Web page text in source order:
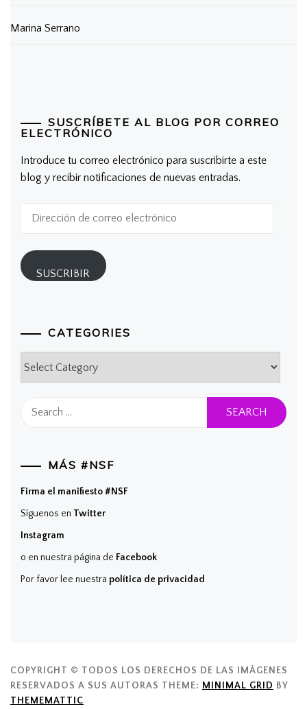
Marina Serrano
SUSCRÍBETE AL BLOG POR CORREO
ELECTRÓNICO
Introduce tu correo electrónico para suscribirte a este
blog y recibir notificaciones de nuevas entradas.
electrónico
SUSCRIBIR
CATEGORIES
for:
MÁS #NSF
Firma el manifiesto #NSF
Síguenos en Twitter
Instagram
o en nuestra página de Facebook
Por favor lee nuestra política de privacidad
COPYRIGHT © TODOS LOS DERECHOS DE LAS IMÁGENES
RESERVADOS A SUS AUTORAS THEME: MINIMAL GRID BY
THEMEMATTIC